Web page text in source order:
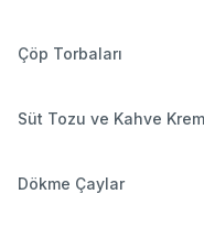
Çöp Torbaları
Süt Tozu ve Kahve
Dökme Çaylar